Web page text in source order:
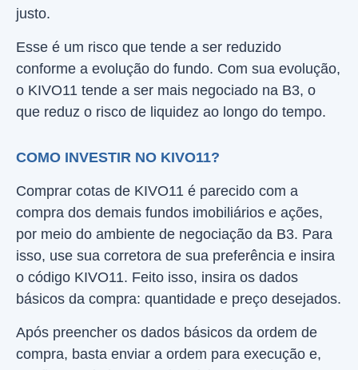
justo.
Esse é um risco que tende a ser reduzido
conforme a evolução do fundo. Com sua evolução,
o KIVO11 tende a ser mais negociado na B3, o
que reduz o risco de liquidez ao longo do tempo.
COMO INVESTIR NO KIVO11?
Comprar cotas de KIVO11 é parecido com a
compra dos demais fundos imobiliários e ações,
por meio do ambiente de negociação da B3. Para
isso, use sua corretora de sua preferência e insira
o código KIVO11. Feito isso, insira os dados
básicos da compra: quantidade e preço desejados.
Após preencher os dados básicos da ordem de
compra, basta enviar a ordem para execução e,